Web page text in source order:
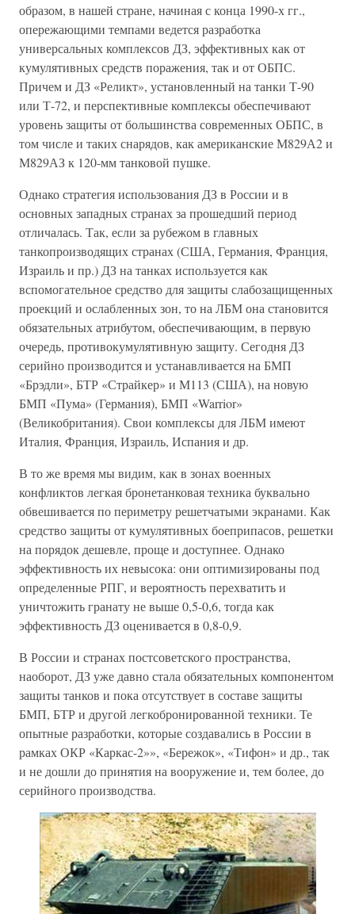
образом, в нашей стране, начиная с конца 1990-х гг.,
опережающими темпами ведется разработка
универсальных комплексов ДЗ, эффективных как от
кумулятивных средств поражения, так и от ОБПС.
Причем и ДЗ «Реликт», установленный на танки Т-90
или Т-72, и перспективные комплексы обеспечивают
уровень защиты от большинства современных ОБПС, в
том числе и таких снарядов, как американские М829А2 и
М829АЗ к 120-мм танковой пушке.
Однако стратегия использования ДЗ в России и в
основных западных странах за прошедший период
отличалась. Так, если за рубежом в главных
танкопроизводящих странах (США, Германия, Франция,
Израиль и пр.) ДЗ на танках используется как
вспомогательное средство для защиты слабозащищенных
проекций и ослабленных зон, то на ЛБМ она становится
обязательных атрибутом, обеспечивающим, в первую
очередь, противокумулятивную защиту. Сегодня ДЗ
серийно производится и устанавливается на БМП
«Брэдли», БТР «Страйкер» и М113 (США), на новую
БМП «Пума» (Германия), БМП «Warrior»
(Великобритания). Свои комплексы для ЛБМ имеют
Италия, Франция, Израиль, Испания и др.
В то же время мы видим, как в зонах военных
конфликтов легкая бронетанковая техника буквально
обвешивается по периметру решетчатыми экранами. Как
средство защиты от кумулятивных боеприпасов, решетки
на порядок дешевле, проще и доступнее. Однако
эффективность их невысока: они оптимизированы под
определенные РПГ, и вероятность перехватить и
уничтожить гранату не выше 0,5-0,6, тогда как
эффективность ДЗ оценивается в 0,8-0,9.
В России и странах постсоветского пространства,
наоборот, ДЗ уже давно стала обязательных компонентом
защиты танков и пока отсутствует в составе защиты
БМП, БТР и другой легкобронированной техники. Те
опытные разработки, которые создавались в России в
рамках ОКР «Каркас-2»», «Бережок», «Тифон» и др., так
и не дошли до принятия на вооружение и, тем более, до
серийного производства.